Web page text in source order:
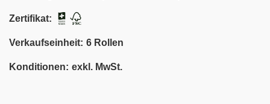
Zertifikat:
Verkaufseinheit: 6 Rollen
Konditionen: exkl. MwSt.